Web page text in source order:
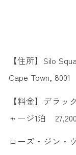
【住所】Silo
Cape Town, 8001
【料金】デラ
ャージ1泊
ローズ・ジン・